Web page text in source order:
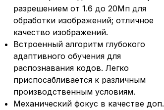
разрешением от 1.6 до 20Мп для
обработки изображений; отличное
качество изображений.
Встроенный алгоритм глубокого
адаптивного обучения для
распознавания кодов. Легко
приспосабливается к различным
производственным условиям.
Механический фокус в качестве доп.